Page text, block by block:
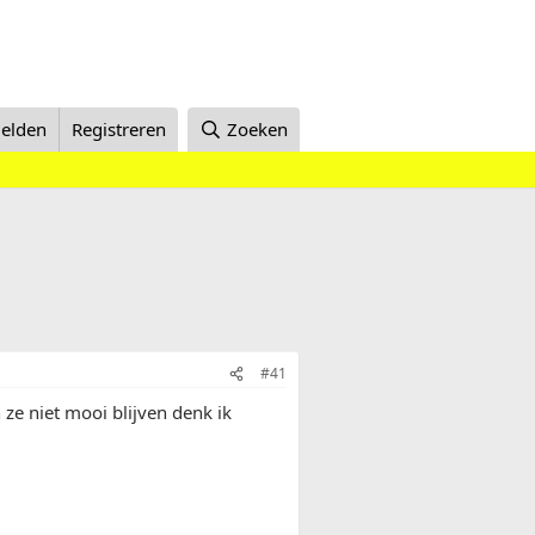
Registreren Zoeken
#41
niet mooi blijven denk ik